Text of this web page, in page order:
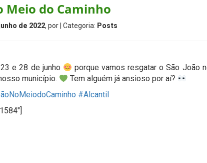
Meio do Caminho
de 2022, por | Categoria: Posts
e 28 de junho
porque vamos resgatar o São João
município.
Tem alguém já ansioso por aí?
#Alcantil